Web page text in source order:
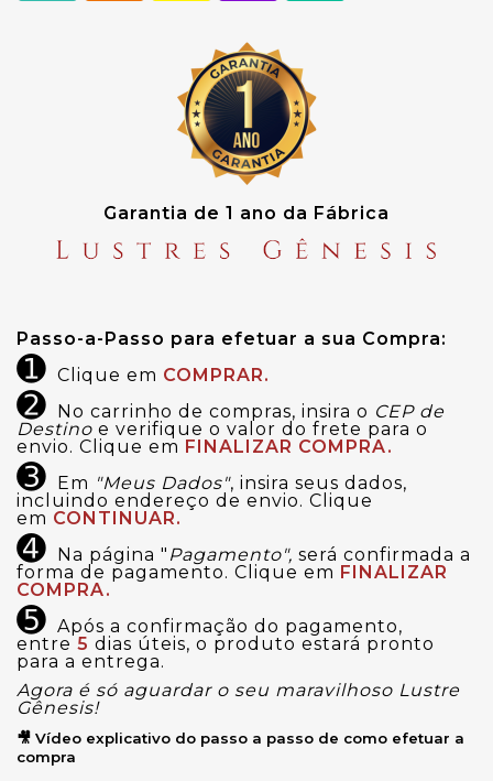
Garantia de 1 ano da Fábrica
Passo-a-Passo para efetuar a sua Compra:
➊ Clique em COMPRAR.
➋ No carrinho de compras, insira o CEP de
Destino e verifique o valor do frete para o
envio. Clique em FINALIZAR COMPRA.
➌ Em "Meus Dados", insira seus dados,
incluindo endereço de envio. Clique
em CONTINUAR.
➍ Na página " Pagamento", será confirmada a
forma de pagamento. Clique em FINALIZAR
COMPRA.
➎ Após a confirmação do pagamento,
entre 5 dias úteis, o produto estará pronto
para a entrega.
Agora é só aguardar o seu maravilhoso Lustre
Gênesis!
🎥 Vídeo explicativo do passo a passo de como efetuar a
compra